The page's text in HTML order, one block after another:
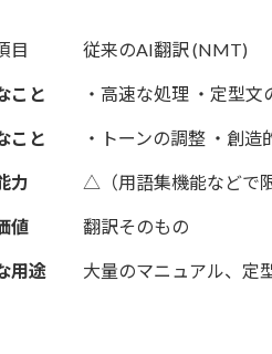
目 従来のAI翻訳 (NMT)
こと ・高速な処理 ・定型文
こと ・トーンの調整 ・創造
力 △（用語集機能などで
値 翻訳そのもの
用途 大量のマニュアル、定